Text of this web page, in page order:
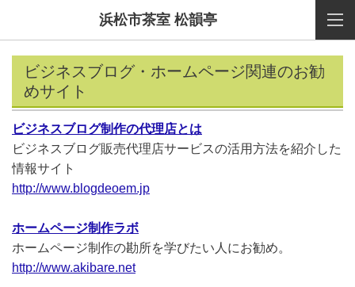
浜松市茶室 松韻亭
ビジネスブログ・ホームページ関連のお勧
めサイト
ビジネスブログ制作の代理店とは
ビジネスブログ販売代理店サービスの活用方法を紹介した
情報サイト
http://www.blogdeoem.jp
ホームページ制作ラボ
ホームページ制作の勘所を学びたい人にお勧め。
http://www.akibare.net